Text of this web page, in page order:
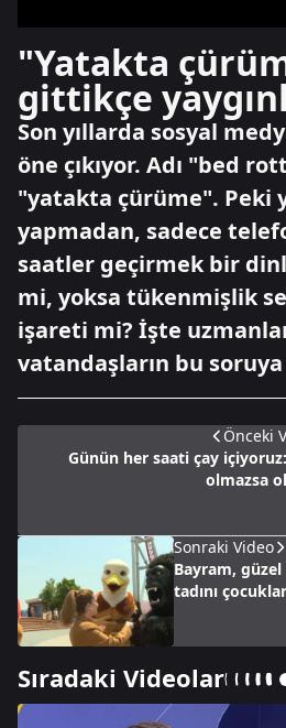
"Yatakta
gittikçe
Son yıllarda sosyal
öne çıkıyor. Adı "bed
"yatakta çürüme". Peki
yapmadan, sadece
saatler geçirmek bir
mi, yoksa tükenmişlik
işareti mi? İşte
vatandaşların bu
Önceki
Günün her saati çay
olmazsa
Sonraki Video
Bayram,
tadını
Sıradaki Videolar